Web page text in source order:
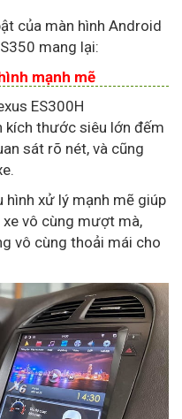
của màn hình Android
mang lại:
mạnh mẽ
ES300H
kích thước siêu lớn đếm
sát rõ nét, và cũng
xử lý mạnh mẽ giúp
vô cùng mượt mà,
vô cùng thoải mái cho